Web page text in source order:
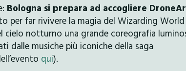
Bologna si prepara ad accogliere
per far rivivere la magia del Wizarding
cielo notturno una grande coreografia
dalle musiche più iconiche della saga
qui).